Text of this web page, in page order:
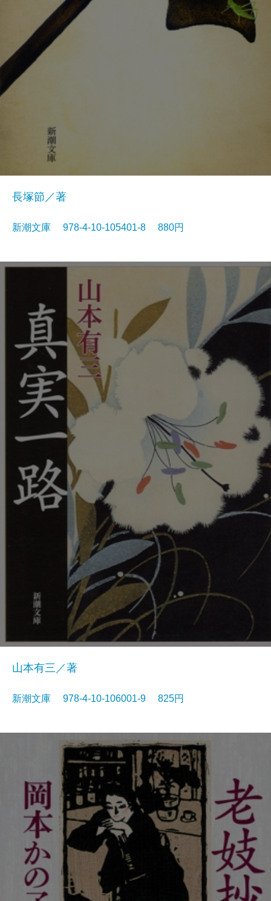
長塚節／著
新潮文庫 978-4-10-105401-8 880円
山本有三／著
新潮文庫 978-4-10-106001-9 825円